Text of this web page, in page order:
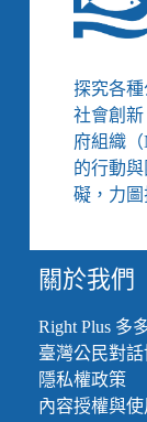
求、
探究各種
社會創
府組織
的行動
礙，力圖
關於我們
Right Plus 多
臺灣公民對
隱私權政策
內容授權與